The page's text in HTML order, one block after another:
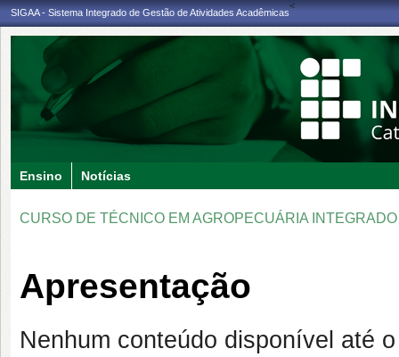
SIGAA - Sistema Integrado de Gestão de Atividades Acadêmicas
<
Ensino Notícias
CURSO DE TÉCNICO EM AGROPECUÁRIA
Apresentação
Nenhum conteúdo disponível até